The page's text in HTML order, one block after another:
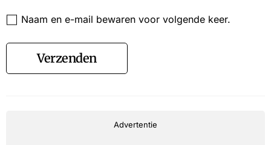
Naam en e-mail bewaren voor volgende keer.
Verzenden
Advertentie